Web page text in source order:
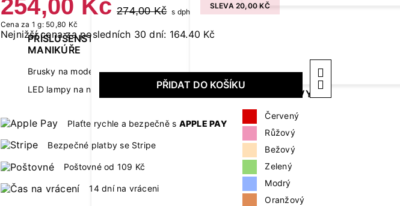
PŘÍSLUŠENSTVÍ K
MANIKÚŘE
Brusky na modeláž nehtů
LED lampy na nehty
DOPLŇKY A POTŘEBY
Kleštičky a nůžky
Štětečky
Příslušenství pro prodloužení
nehtů
Příslušenství pro zdobení nehtů
Doplňky k přístrojům
+ zobrazit více
KLASICKÉ
ZOBRAZIT
PODLE BARVY
Červený
Růžový
Bežový
Zelený
Modrý
Oranžový
254,00 Kč 274,00 Kč s dph
SLEVA 20,00 KČ
Cena za 1 g: 50,80 Kč
Nejnižší cena za posledních 30 dní: 164.40 Kč
PŘIDAT DO KOŠÍKU
Plaťte rychle a bezpečně s APPLE PAY
Bezpečné platby se Stripe
Poštovné od 109 Kč
14 dní na vráceni